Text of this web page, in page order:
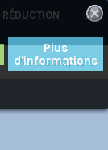
×
Mon compte
Plus
d'informations